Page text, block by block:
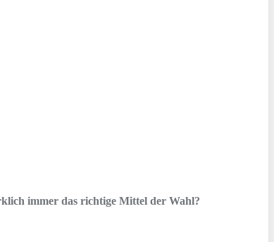
immer das richtige Mittel der Wahl?